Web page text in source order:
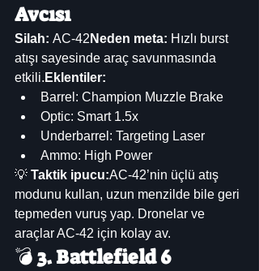
Avcısı
Silah: AC-42 Neden meta: Hızlı burst
atışı sayesinde araç savunmasında
etkili. Eklentiler:
Barrel: Champion Muzzle Brake
Optic: Smart 1.5x
Underbarrel: Targeting Laser
Ammo: High Power
💡 Taktik ipucu:AC-42’nin üçlü atış
modunu kullan, uzun menzilde bile geri
tepmeden vuruş yap. Dronelar ve
araçlar AC-42 için kolay av.
💣 3. Battlefield 6